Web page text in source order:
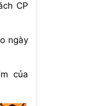
CP
ngày
của